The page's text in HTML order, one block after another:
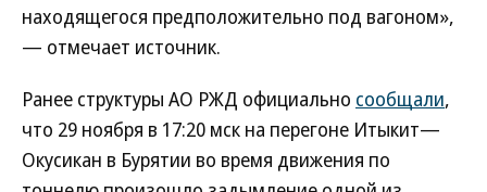
находящегося предположительно под вагоном»,
— отмечает источник.
Ранее структуры АО РЖД официально сообщали,
что 29 ноября в 17:20 мск на перегоне Итыкит—
Окусикан в Бурятии во время движения по